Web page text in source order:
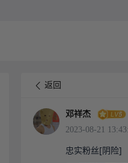
返回
邓祥杰
2023-08-21
忠实粉丝[阴险]